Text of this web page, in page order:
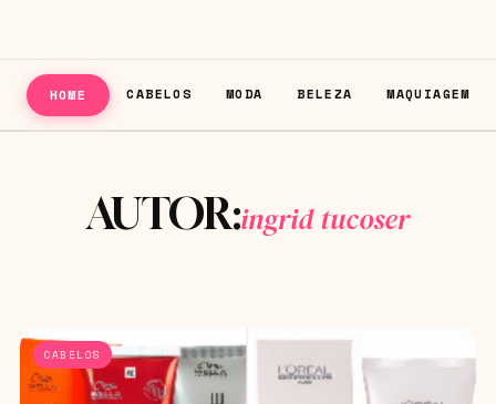
HOME CABELOS MODA BELEZA MAQUIAGEM
AUTOR:ingrid tucoser
CABELOS